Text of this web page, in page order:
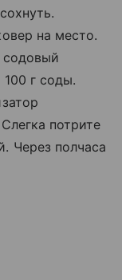
на место.
содовый
г соды.
потрите
Через полчаса